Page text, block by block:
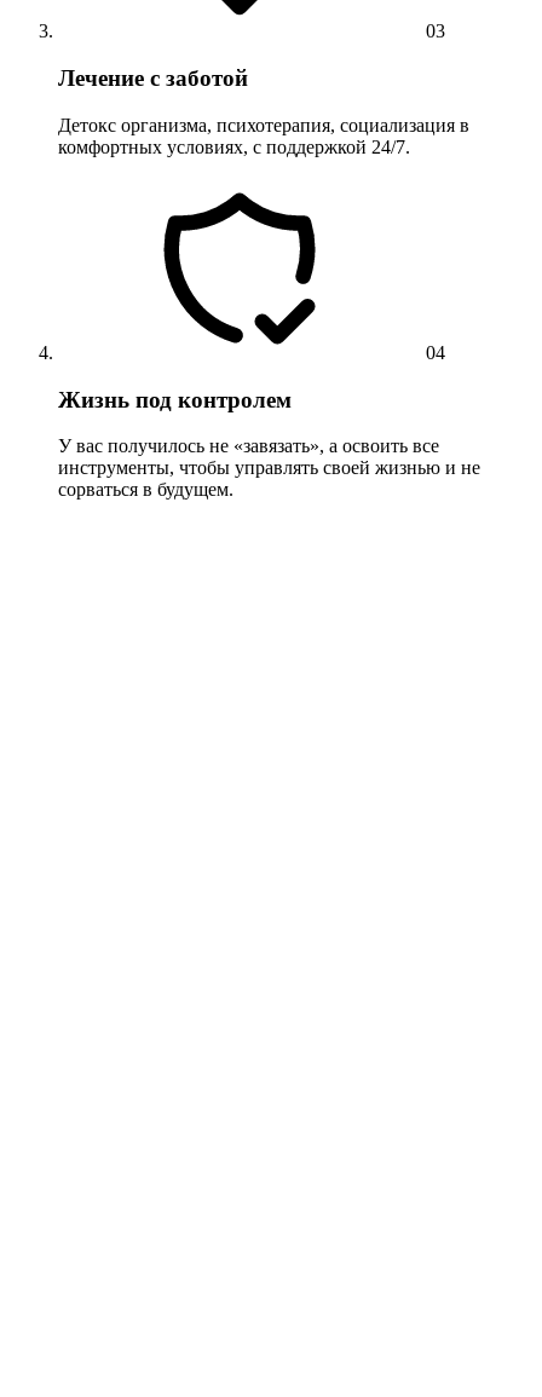
03
Лечение с заботой
Детокс организма, психотерапия, социализация в
комфортных условиях, с поддержкой 24/7.
04
Жизнь под контролем
У вас получилось не «завязать», а освоить все
инструменты, чтобы управлять своей жизнью и не
сорваться в будущем.